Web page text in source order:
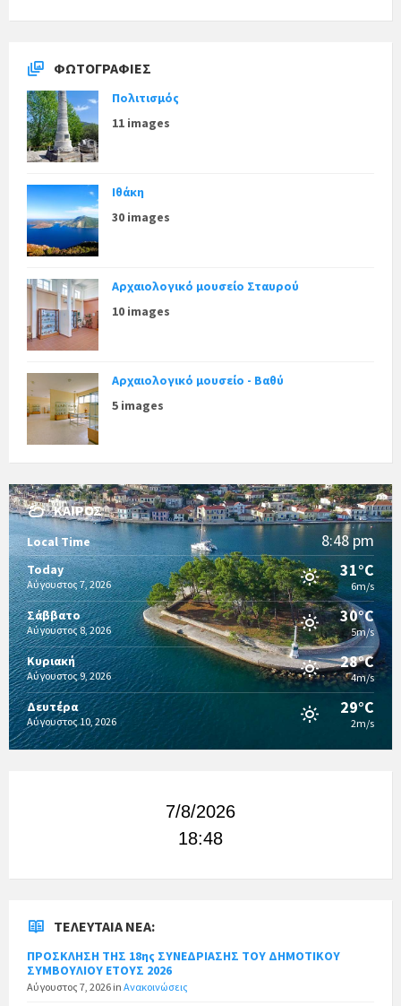
ΦΩΤΟΓΡΑΦΊΕΣ
Πολιτισμός
11 images
Ιθάκη
30 images
Αρχαιολογικό μουσείο Σταυρού
10 images
Αρχαιολογικό μουσείο - Βαθύ
5 images
ΚΑΙΡΌΣ
Local Time 8:48 pm
Today
Αύγουστος 7, 2026
31°C
6m/s
Σάββατο
Αύγουστος 8, 2026
30°C
5m/s
Κυριακή
Αύγουστος 9, 2026
28°C
4m/s
Δευτέρα
Αύγουστος 10, 2026
29°C
2m/s
7/8/2026
18:48
ΤΕΛΕΥΤΑΊΑ ΝΈΑ:
ΠΡΟΣΚΛΗΣΗ ΤΗΣ 18ης ΣΥΝΕΔΡΙΑΣΗΣ ΤΟΥ ΔΗΜΟΤΙΚΟΥ
ΣΥΜΒΟΥΛΙΟΥ ΕΤΟΥΣ 2026
Αύγουστος 7, 2026 in Ανακοινώσεις